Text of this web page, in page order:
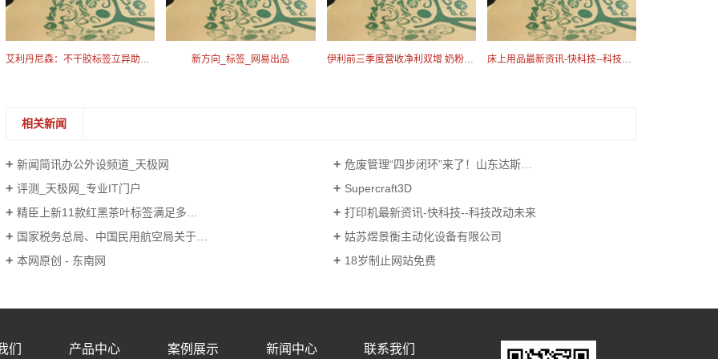
艾利丹尼森：不干胶标签立异助力包装循环收回 新方向_标签_网易出品 伊利前三季度营收净利双增 奶粉第二增长曲线持续高增
相关新闻
新闻简讯办公外设频道_天极网
危废管理“四步闭环”来了！山东达斯特一体机颠覆传统
评测_天极网_专业IT门户
Supercraft3D
精臣上新11款红黑茶叶标签满足多种自定义茶叶标签打印需求
打印机最新资讯-快科技--科技改动未来
国家税务总局、中国民用航空局关于印发《航空运输电子客票行程单管理办法（暂行）》的通知
姑苏煜景衡主动化设备有限公司
本网原创 - 东南网
18岁制止网站免费
们 产品中心 案例展示 新闻中心 联系我们